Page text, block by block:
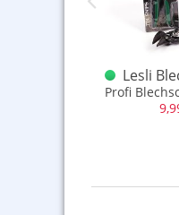
Box Sonderposten F1
Moon Crackers
ist der Hit - Fireworks Serie
Lesli
Profi